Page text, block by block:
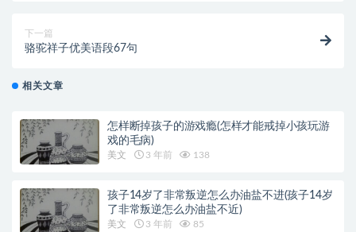
下一篇
骆驼祥子优美语段67句
相关文章
怎样断掉孩子的游戏瘾(怎样才能戒掉小孩玩游
戏的毛病)
美文 3 年前 138
孩子14岁了非常叛逆怎么办油盐不进(孩子14岁
了非常叛逆怎么办油盐不近)
美文 3 年前 85